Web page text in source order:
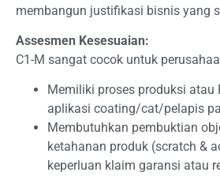
membangun justifikasi bisnis yang
Assesmen Kesesuaian:
C1-M sangat cocok untuk
Memiliki proses produksi atau
aplikasi coating/cat/pelapis
Membutuhkan pembuktian
ketahanan produk (scratch &
keperluan klaim garansi atau